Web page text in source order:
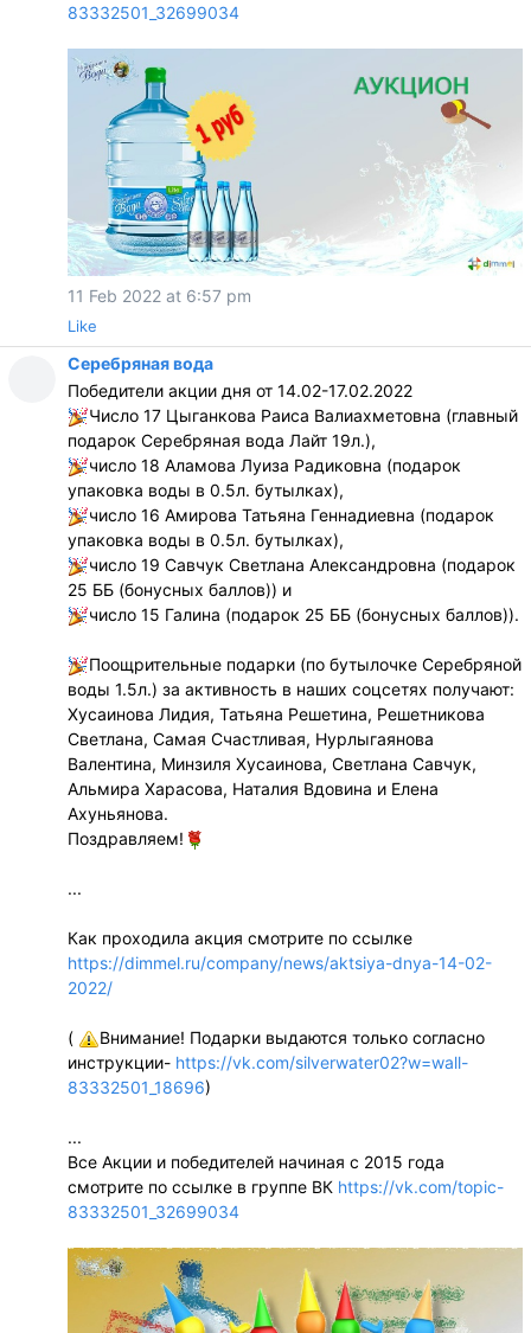
83332501_32699034
11 Feb 2022 at 6:57 pm
Like
Серебряная вода
Победители акции дня от 14.02-17.02.2022
Число 17 Цыганкова Раиса Валиахметовна (главный
подарок Серебряная вода Лайт 19л.),
число 18 Аламова Луиза Радиковна (подарок
упаковка воды в 0.5л. бутылках),
число 16 Амирова Татьяна Геннадиевна (подарок
упаковка воды в 0.5л. бутылках),
число 19 Савчук Светлана Александровна (подарок
25 ББ (бонусных баллов)) и
число 15 Галина (подарок 25 ББ (бонусных баллов)).
Поощрительные подарки (по бутылочке Серебряной
воды 1.5л.) за активность в наших соцсетях получают:
Хусаинова Лидия, Татьяна Решетина, Решетникова
Светлана, Самая Счастливая, Нурлыгаянова
Валентина, Минзиля Хусаинова, Светлана Савчук,
Альмира Харасова, Наталия Вдовина и Елена
Ахуньянова.
Поздравляем!
...
Как проходила акция смотрите по ссылке
https://dimmel.ru/company/news/aktsiya-dnya-14-02-
2022/
(
Внимание! Подарки выдаются только согласно
инструкции- https://vk.com/silverwater02?w=wall-
83332501_18696)
...
Все Акции и победителей начиная с 2015 года
смотрите по ссылке в группе ВК https://vk.com/topic-
83332501_32699034